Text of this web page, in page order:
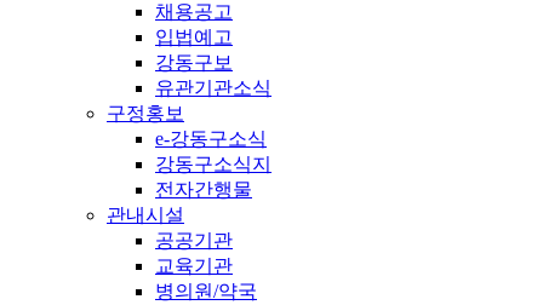
채용공고
입법예고
강동구보
유관기관소식
구정홍보
e-강동구소식
강동구소식지
전자간행물
관내시설
공공기관
교육기관
병의원/약국